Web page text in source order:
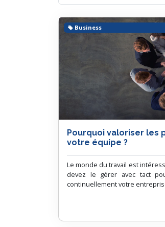
Pourquoi valoriser les
votre équipe ?
Le monde du travail est
devez le gérer avec tact
continuellement votre
Business